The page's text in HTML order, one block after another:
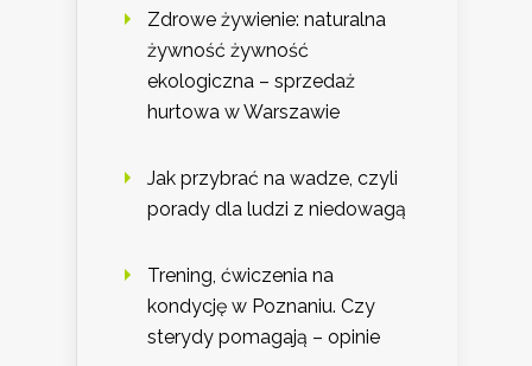
Zdrowe żywienie: naturalna
żywność żywność
ekologiczna – sprzedaż
hurtowa w Warszawie
Jak przybrać na wadze, czyli
porady dla ludzi z niedowagą
Trening, ćwiczenia na
kondycję w Poznaniu. Czy
sterydy pomagają – opinie